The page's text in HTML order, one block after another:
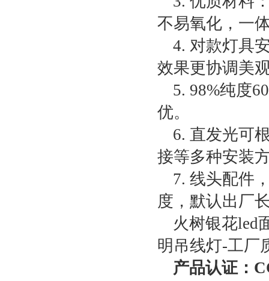
不易氧化，一
4. 对款灯具
效果更协调美
5. 98%纯度
优。
6. 直发光可
接等多种安装
7. 线头配件
度，默认出厂
火树银花led
明吊线灯-工厂
产品认证：